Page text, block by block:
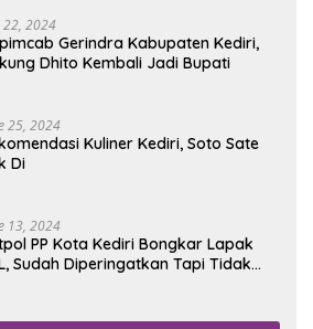
22, 2024
Gerindra Kabupaten Kediri,
Dhito Kembali Jadi Bupati
25, 2024
Kuliner Kediri, Soto Sate
Di
13, 2024
PP Kota Kediri Bongkar Lapak
Sudah Diperingatkan Tapi Tidak